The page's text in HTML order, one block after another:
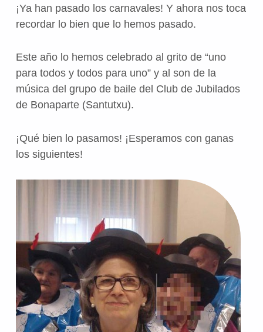
¡Ya han pasado los carnavales! Y ahora nos toca
recordar lo bien que lo hemos pasado.
Este año lo hemos celebrado al grito de “uno
para todos y todos para uno” y al son de la
música del grupo de baile del Club de Jubilados
de Bonaparte (Santutxu).
¡Qué bien lo pasamos! ¡Esperamos con ganas
los siguientes!